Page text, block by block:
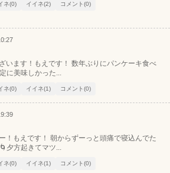
ネ(0) イイネ(2) コメント(0)
います！もえです！ 数年ぶりにパンケーキ食べ
に美味しかった...
ネ(0) イイネ(1) コメント(0)
！もえです！ 朝からずーっと頭痛で寝込んでた
夕方起きてマツ...
ネ(0) イイネ(1) コメント(0)